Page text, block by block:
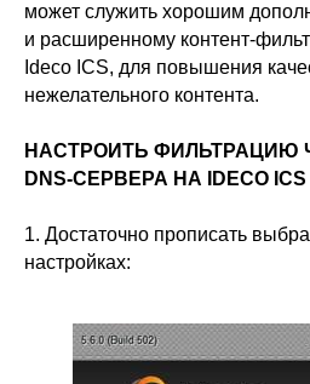
может служить хорошим
и расширенному контент-
Ideco ICS, для повышения
нежелательного контента.
НАСТРОИТЬ ФИЛЬТРАЦИЮ
DNS-СЕРВЕРА НА IDECO
1. Достаточно прописать
настройках: